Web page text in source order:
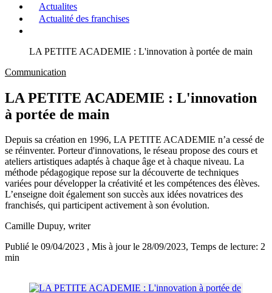
Actualites
Actualité des franchises
LA PETITE ACADEMIE : L'innovation à portée de main
Communication
LA PETITE ACADEMIE : L'innovation
à portée de main
Depuis sa création en 1996, LA PETITE ACADEMIE n’a cessé de
se réinventer. Porteur d'innovations, le réseau propose des cours et
ateliers artistiques adaptés à chaque âge et à chaque niveau. La
méthode pédagogique repose sur la découverte de techniques
variées pour développer la créativité et les compétences des élèves.
L’enseigne doit également son succès aux idées novatrices des
franchisés, qui participent activement à son évolution.
Camille Dupuy, writer
Publié le 09/04/2023 , Mis à jour le 28/09/2023, Temps de lecture: 2
min